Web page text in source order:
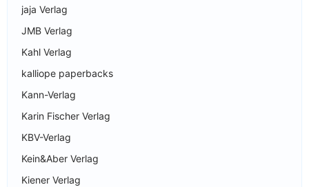
jaja Verlag
JMB Verlag
Kahl Verlag
kalliope paperbacks
Kann-Verlag
Karin Fischer Verlag
KBV-Verlag
Kein&Aber Verlag
Kiener Verlag